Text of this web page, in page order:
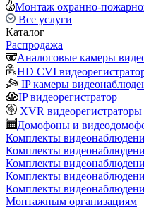
Монтаж охранно-
Все услуги
Каталог
Распродажа
Аналоговые камеры
HD CVI
IP камеры
IP видеорегистратор
XVR видеорегистраторы
Домофоны и
Комплекты
Комплекты
Комплекты
Комплекты
Комплекты
Монтажным организациям